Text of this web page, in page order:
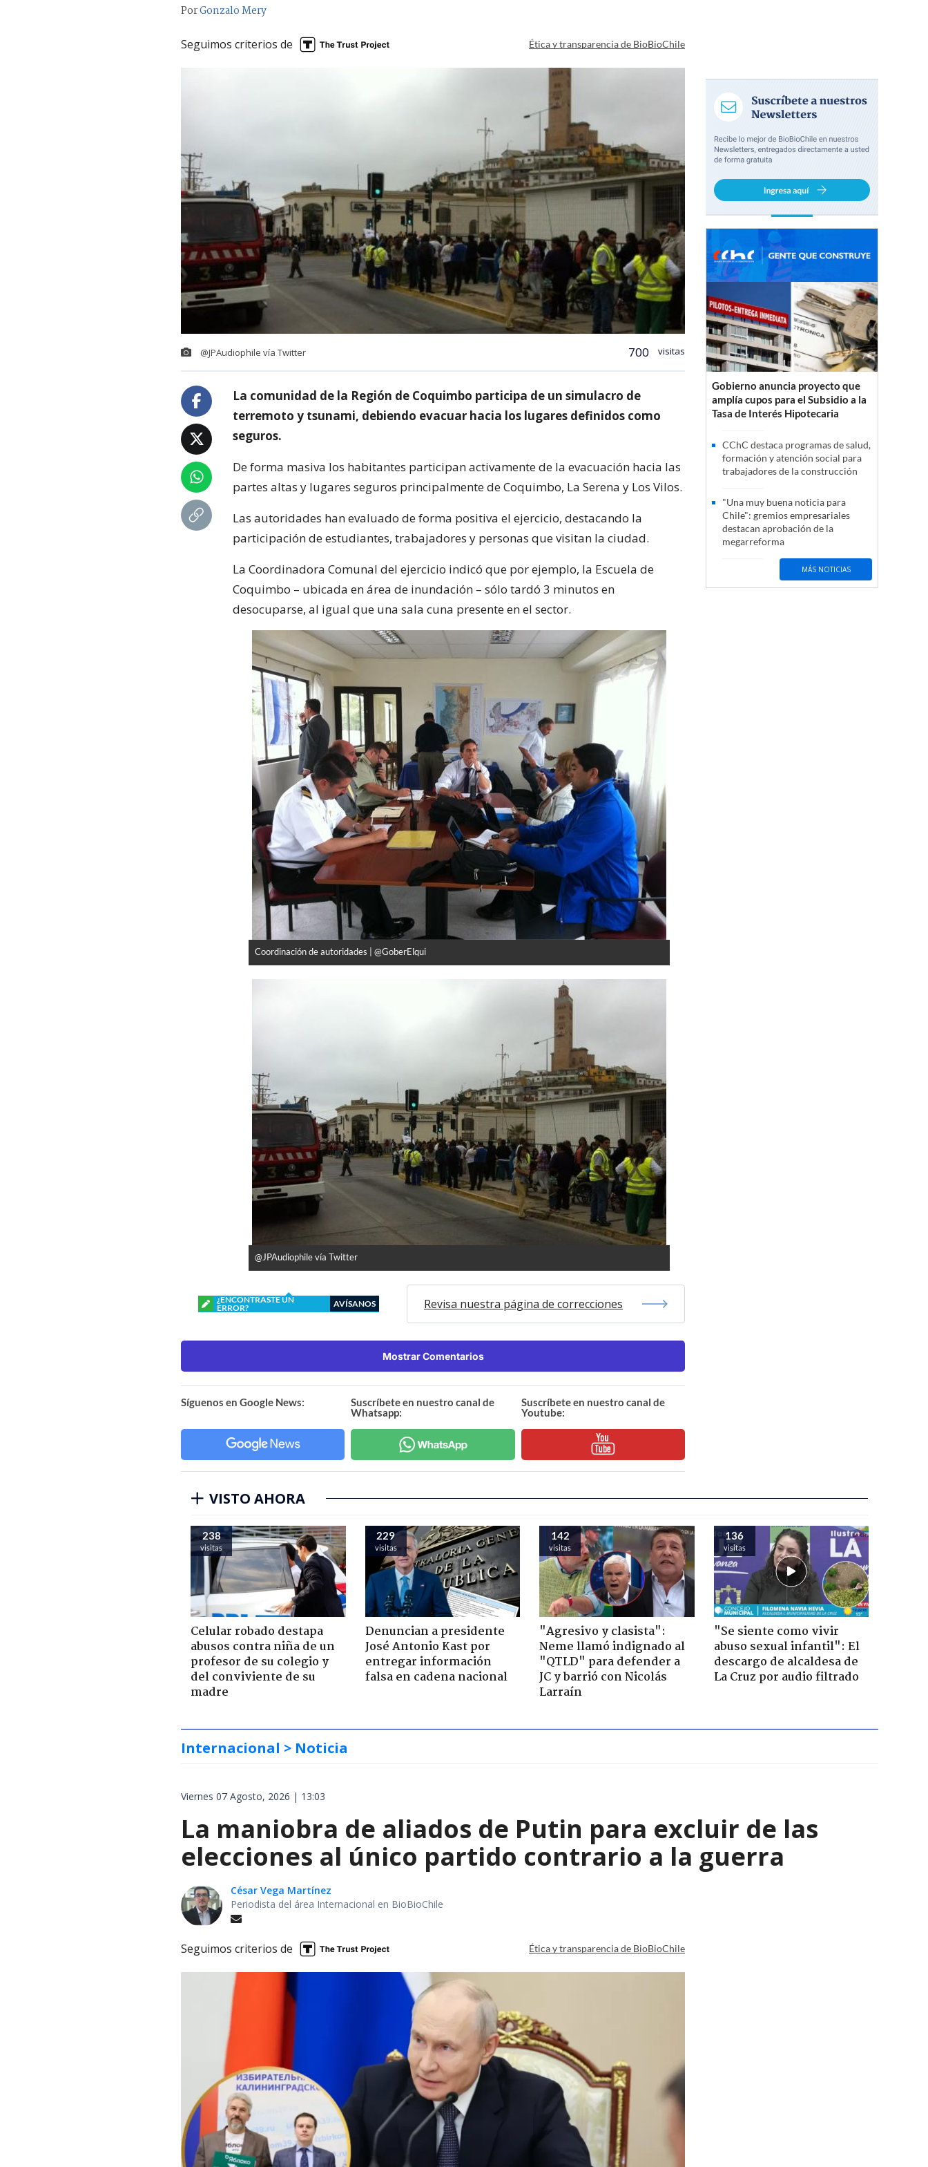
PorGonzalo Mery
Seguimos criterios de Ética y transparencia de BioBioChile
@JPAudiophile vía Twitter 700 visitas
La comunidad de la Región de Coquimbo participa de un simulacro de
terremoto y tsunami, debiendo evacuar hacia los lugares definidos como
seguros.
De forma masiva los habitantes participan activamente de la evacuación hacia las
partes altas y lugares seguros principalmente de Coquimbo, La Serena y Los Vilos.
Las autoridades han evaluado de forma positiva el ejercicio, destacando la
participación de estudiantes, trabajadores y personas que visitan la ciudad.
La Coordinadora Comunal del ejercicio indicó que por ejemplo, la Escuela de
Coquimbo – ubicada en área de inundación – sólo tardó 3 minutos en
desocuparse, al igual que una sala cuna presente en el sector.
Coordinación de autoridades | @GoberElqui
@JPAudiophile vía Twitter
¿ENCONTRASTE UN
ERROR?
AVÍSANOS Revisa nuestra página de correcciones
Mostrar Comentarios
Síguenos en Google News:
Suscríbete en nuestro canal de
Whatsapp:
Suscríbete en nuestro canal de
Youtube:
Gobierno anuncia proyecto que
amplía cupos para el Subsidio a la
Tasa de Interés Hipotecaria
CChC destaca programas de salud,
formación y atención social para
trabajadores de la construcción
"Una muy buena noticia para
Chile": gremios empresariales
destacan aprobación de la
megarreforma
MÁS NOTICIAS
VISTO AHORA
238
visitas
Celular robado destapa
abusos contra niña de un
profesor de su colegio y
del conviviente de su
madre
229
visitas
Denuncian a presidente
José Antonio Kast por
entregar información
falsa en cadena nacional
142
visitas
"Agresivo y clasista":
Neme llamó indignado al
"QTLD" para defender a
JC y barrió con Nicolás
Larraín
136
visitas
"Se siente como vivir
abuso sexual infantil": El
descargo de alcaldesa de
La Cruz por audio filtrado
Internacional > Noticia
Viernes 07 Agosto, 2026 | 13:03
La maniobra de aliados de Putin para excluir de las
elecciones al único partido contrario a la guerra
César Vega Martínez
Periodista del área Internacional en BioBioChile
Seguimos criterios de Ética y transparencia de BioBioChile